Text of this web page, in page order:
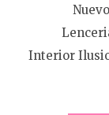
Interior